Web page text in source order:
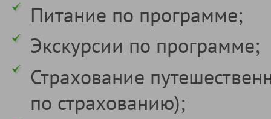
Питание по программе;
Экскурсии по программе;
Страхование
по страхованию);